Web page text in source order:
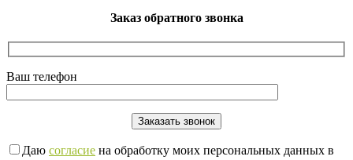
Заказ обратного звонка
Ваш телефон
Даю согласие на обработку моих персональных данных в